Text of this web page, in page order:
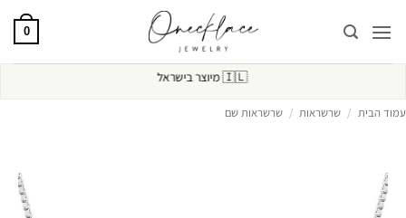
0
🇮🇱מיוצר בישראל
עמוד הבית / שרשראות / שרשראות שם